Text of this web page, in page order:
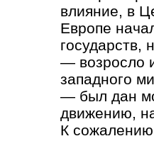
влияние, в
Европе
государств,
— возросло
западного
— был дан
движению,
К